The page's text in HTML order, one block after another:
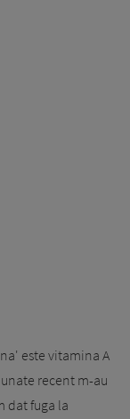
este vitamina A
recent m-au
dat fuga la